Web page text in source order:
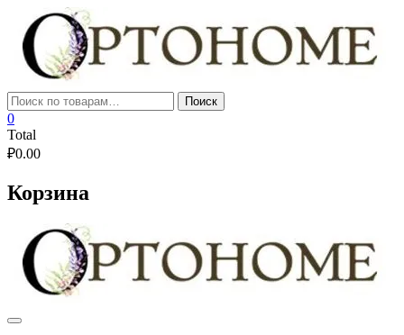
content
Искать: Поиск
0
Total
₽0.00
Корзина